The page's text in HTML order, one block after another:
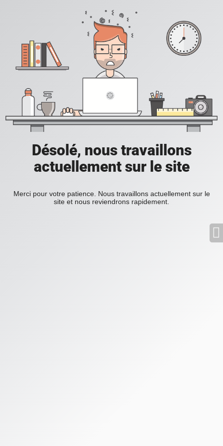
Désolé, nous travaillons
actuellement sur le site
Merci pour votre patience. Nous travaillons actuellement sur le
site et nous reviendrons rapidement.